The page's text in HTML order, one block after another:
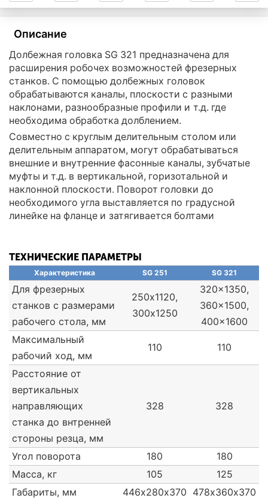
Описание
Долбежная головка SG 321 предназначена для
расширения робочех возможностей фрезерных
станков. С помощью долбежных головок
обрабатываются каналы, плоскости с разными
наклонами, разнообразные профили и т.д. где
необходима обработка долблением.
Совместно с круглым делительным столом или
делительным аппаратом, могут обрабатываться
внешние и внутренние фасонные каналы, зубчатые
муфты и т.д. в вертикальной, горизотальной и
наклонной плоскости. Поворот головки до
необходимого угла выставляется по градусной
линейке на фланце и затягивается болтами
ТЕХНИЧЕСКИЕ ПАРАМЕТРЫ
Характеристика SG 251 SG 321
Для фрезерных
станков с размерами
рабочего стола, мм
250х1120,
300x1250
320x1350,
360x1500,
400x1600
Максимальный
рабочий ход, мм
110 110
Расстояние от
вертикальных
направляющих
станка до внтренней
стороны резца, мм
328 328
Угол поворота 180
180
Масса, кг
105
125
Габариты, мм
446х280х370 478х360х370